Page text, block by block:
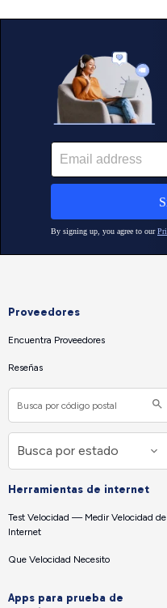
Proveedores
Encuentra Proveedores
Reseñas
Herramientas de internet
Test Velocidad — Medir Velocidad de
Internet
Que Velocidad Necesito
Apps para prueba de